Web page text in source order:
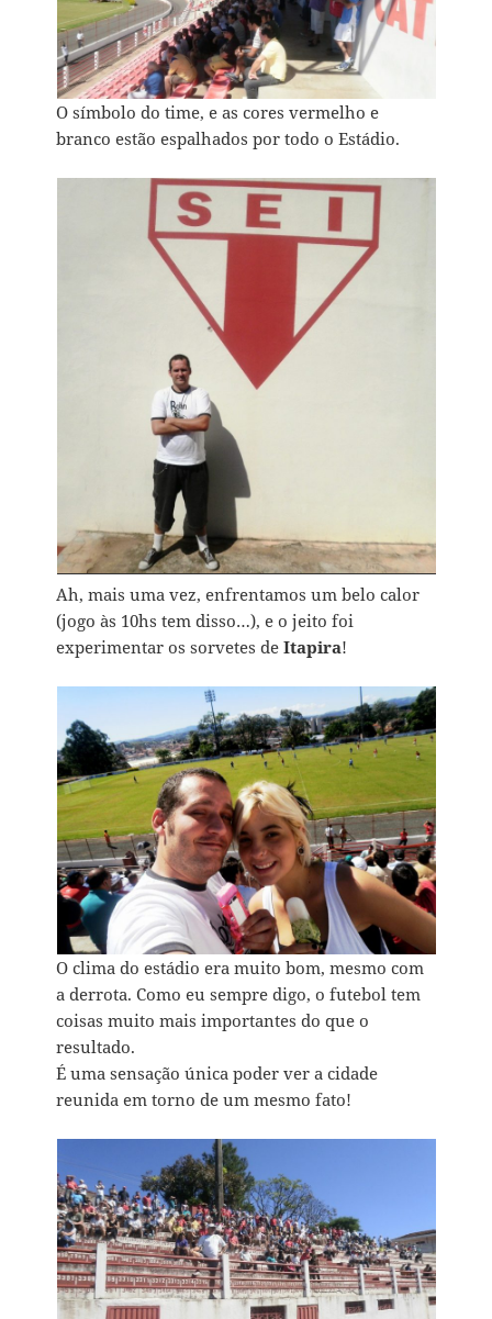
O símbolo do time, e as cores vermelho e
branco estão espalhados por todo o Estádio.
Ah, mais uma vez, enfrentamos um belo calor
(jogo às 10hs tem disso…), e o jeito foi
experimentar os sorvetes deItapira!
O clima do estádio era muito bom, mesmo com
a derrota. Como eu sempre digo, o futebol tem
coisas muito mais importantes do que o
resultado.
É uma sensação única poder ver a cidade
reunida em torno de um mesmo fato!